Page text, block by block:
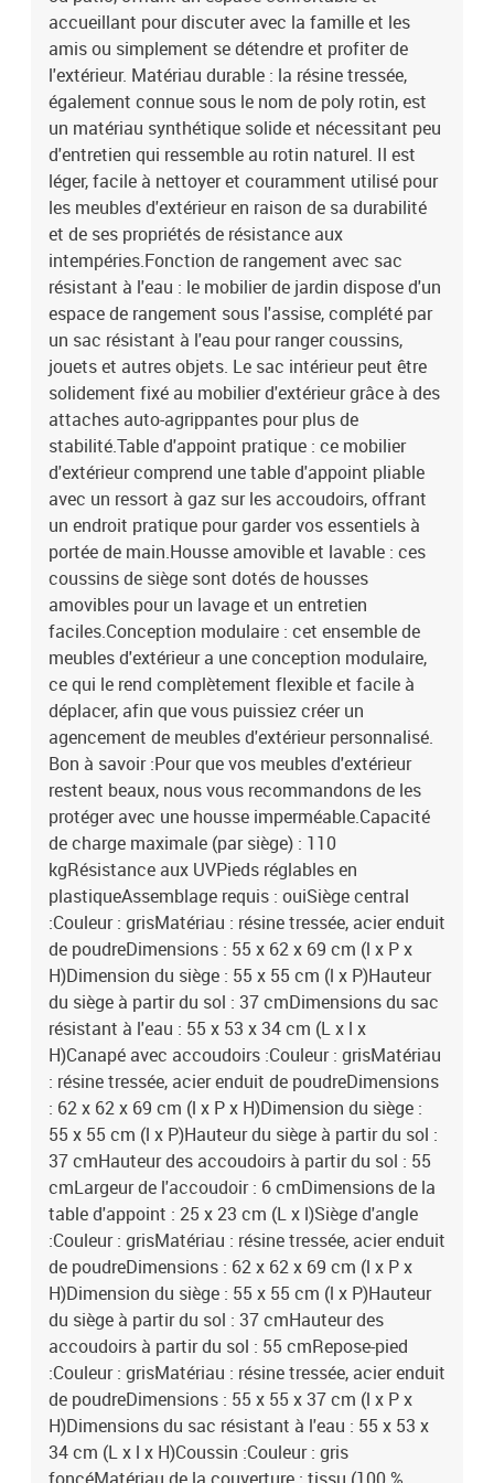
du sol : 37 cmHauteur des accoudoirs à partir du sol : 55
cmLargeur de l'accoudoir : 6 cmDimensions de la table d'appoint :
25 x 23 cm (L x l)Siège d'angle :Couleur : grisMatériau : résine
tressée, acier enduit de poudreDimensions : 62 x 62 x 69 cm (l x P x
H)Dimension du siège : 55 x 55 cm (l x P)Hauteur du siège à partir
du sol : 37 cmHauteur des accoudoirs à partir du sol : 55
cmRepose-pied :Couleur : grisMatériau : résine tressée, acier
enduit de poudreDimensions : 55 x 55 x 37 cm (l x P x
H)Dimensions du sac résistant à l'eau : 55 x 53 x 34 cm (L x l x
H)Coussin :Couleur : gris foncéMatériau de la couverture : tissu
(100 % polyester)Matériau de remplissage du coussin de siège :
mousseMatériau de remplissage du coussin de dossier : fibre de
cotonDimensions du coussin de siège : 55 x 55 x 3 cm (l x P x
é)Dimensions du coussin de dossier : 55 x 45 x 13 cm (L x l x é)La
livraison contient :2 x canapé d'accoudoir avec fonction de
rangement et sac résistant à l'eau1 x siège d'angle avec fonction
de rangement et sac résistant à l'eau2 x siège central incluant une
fonction de rangement avec un sac résistant à l'eau1 x repose-
pieds incluant une fonction de rangement avec un sac résistant à
l'eau6 x coussin de dossier6 x coussin de siège avec housse
amovible et lavable
accueillant pour discuter avec la famille et les
amis ou simplement se détendre et profiter de
l'extérieur. Matériau durable : la résine tressée,
également connue sous le nom de poly rotin, est
un matériau synthétique solide et nécessitant peu
d'entretien qui ressemble au rotin naturel. Il est
léger, facile à nettoyer et couramment utilisé pour
les meubles d'extérieur en raison de sa durabilité
et de ses propriétés de résistance aux
intempéries.Fonction de rangement avec sac
résistant à l'eau : le mobilier de jardin dispose d'un
espace de rangement sous l'assise, complété par
un sac résistant à l'eau pour ranger coussins,
jouets et autres objets. Le sac intérieur peut être
solidement fixé au mobilier d'extérieur grâce à des
attaches auto-agrippantes pour plus de
stabilité.Table d'appoint pratique : ce mobilier
d'extérieur comprend une table d'appoint pliable
avec un ressort à gaz sur les accoudoirs, offrant
un endroit pratique pour garder vos essentiels à
portée de main.Housse amovible et lavable : ces
coussins de siège sont dotés de housses
amovibles pour un lavage et un entretien
faciles.Conception modulaire : cet ensemble de
meubles d'extérieur a une conception modulaire,
ce qui le rend complètement flexible et facile à
déplacer, afin que vous puissiez créer un
agencement de meubles d'extérieur personnalisé.
Bon à savoir :Pour que vos meubles d'extérieur
restent beaux, nous vous recommandons de les
protéger avec une housse imperméable.Capacité
de charge maximale (par siège) : 110
kgRésistance aux UVPieds réglables en
plastiqueAssemblage requis : ouiSiège central
:Couleur : grisMatériau : résine tressée, acier enduit
de poudreDimensions : 55 x 62 x 69 cm (l x P x
H)Dimension du siège : 55 x 55 cm (l x P)Hauteur
du siège à partir du sol : 37 cmDimensions du sac
résistant à l'eau : 55 x 53 x 34 cm (L x l x
H)Canapé avec accoudoirs :Couleur : grisMatériau
: résine tressée, acier enduit de poudreDimensions
: 62 x 62 x 69 cm (l x P x H)Dimension du siège :
55 x 55 cm (l x P)Hauteur du siège à partir du sol :
37 cmHauteur des accoudoirs à partir du sol : 55
cmLargeur de l'accoudoir : 6 cmDimensions de la
table d'appoint : 25 x 23 cm (L x l)Siège d'angle
:Couleur : grisMatériau : résine tressée, acier enduit
de poudreDimensions : 62 x 62 x 69 cm (l x P x
H)Dimension du siège : 55 x 55 cm (l x P)Hauteur
du siège à partir du sol : 37 cmHauteur des
accoudoirs à partir du sol : 55 cmRepose-pied
:Couleur : grisMatériau : résine tressée, acier enduit
de poudreDimensions : 55 x 55 x 37 cm (l x P x
H)Dimensions du sac résistant à l'eau : 55 x 53 x
34 cm (L x l x H)Coussin :Couleur : gris